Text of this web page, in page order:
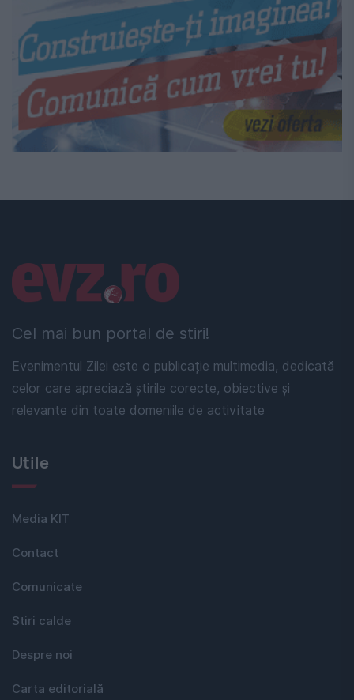
Cel mai bun portal de stiri!
Evenimentul Zilei este o publicație multimedia, dedicată
celor care apreciază știrile corecte, obiective și
relevante din toate domeniile de activitate
Linkuri utile
Utile
Media KIT
Contact
Comunicate
Stiri calde
Despre noi
Carta editorială